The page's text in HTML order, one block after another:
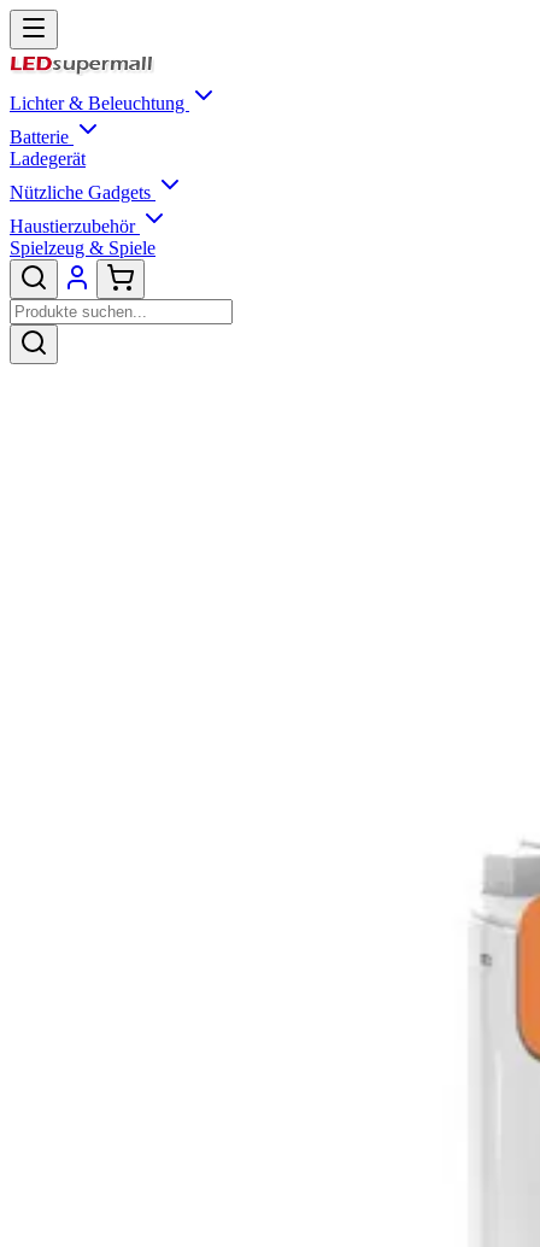
Lichter & Beleuchtung
Batterie
Ladegerät
Nützliche Gadgets
Haustierzubehör
Spielzeug & Spiele